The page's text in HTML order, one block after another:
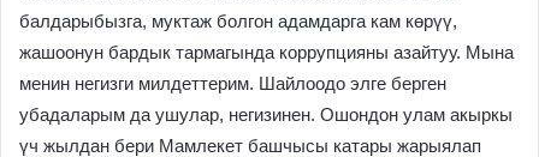
балдарыбызга, муктаж болгон адамдарга кам көрүү,
жашоонун бардык тармагында коррупцияны азайтуу. Мына
менин негизги милдеттерим. Шайлоодо элге берген
убадаларым да ушулар, негизинен. Ошондон улам акыркы
үч жылдан бери Мамлекет башчысы катары жарыялап